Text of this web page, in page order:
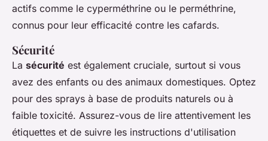
actifs comme le cyperméthrine ou le perméthrine,
connus pour leur efficacité contre les cafards.
Sécurité
La sécurité est également cruciale, surtout si vous
avez des enfants ou des animaux domestiques. Optez
pour des sprays à base de produits naturels ou à
faible toxicité. Assurez-vous de lire attentivement les
étiquettes et de suivre les instructions d'utilisation